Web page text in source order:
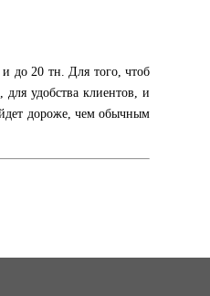
до 20 тн. Для того, чтоб
удобства клиентов, и
дороже, чем обычным